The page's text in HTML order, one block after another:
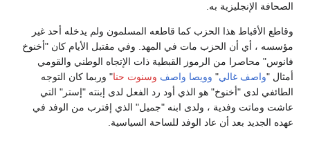
الصحافة الإنجليزية به.
وقاطع الأقباط هذا الحزب كما قاطعه المسلمون ولم يدخله أحد غير
مؤسسه ، أي أن الحزب مات في المهد. وفي مقتبل الأيام كان "أخنوخ
فانوس" محاصرا من الرموز القبطية ذات الإتجاه الوطني والقومي
أمثال "واصف غالي" وويصا واصف وسنوت حنا" وربما كان التوجه
الطائفي لدى "أخنوخ" هو الذي أود رد الفعل لدى إبنته "إستر" التي
عاشت وماتت وفدية ، ولدى ابنه "جميل" الذي إقترب من الوفد في
عهده الجديد بعد أن عاد الوفد للساحة السياسية.